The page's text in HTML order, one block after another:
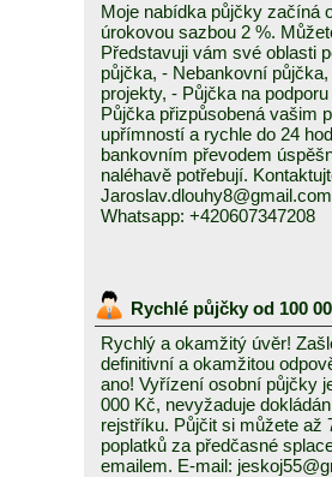
Moje nabídka půjčky začíná
úrokovou sazbou 2 %.
Představuji vám své oblasti
půjčka, - Nebankovní
projekty, - Půjčka na
Půjčka přizpůsobená vašim
upřímností a rychle do 24
bankovním převodem
naléhavě potřebují.
Jaroslav.dlouhy8@gmail.com
Whatsapp: +420607347208
Rychlé půjčky od 100
Rychlý a okamžitý úvěr!
definitivní a okamžitou
ano! Vyřízení osobní půjčky
000 Kč, nevyžaduje
rejstříku. Půjčit si můžete až
poplatků za předčasné
emailem. E-mail: